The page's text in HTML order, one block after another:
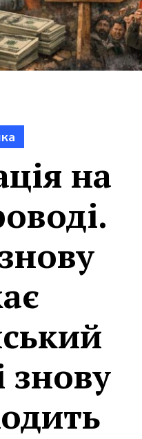
на
знову